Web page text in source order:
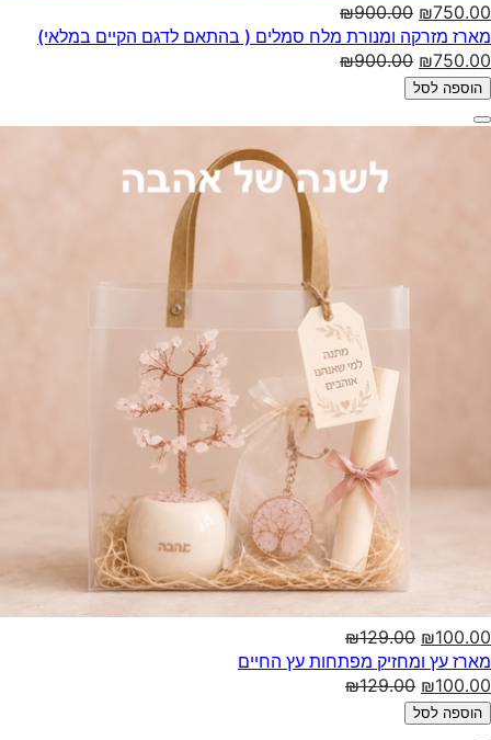
₪750.00
₪900.00
מארז מזרקה ומנורת מלח סמלים ( בהתאם לדגם הקיים במלאי)
₪750.00
₪900.00
הוספה לסל
₪100.00
₪129.00
מארז עץ ומחזיק מפתחות עץ החיים
₪100.00
₪129.00
הוספה לסל